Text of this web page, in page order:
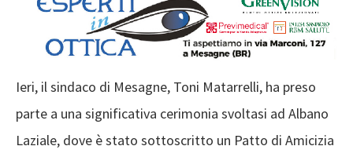
Ieri, il sindaco di Mesagne, Toni Matarrelli, ha preso
parte a una significativa cerimonia svoltasi ad Albano
Laziale, dove è stato sottoscritto un Patto di Amicizia